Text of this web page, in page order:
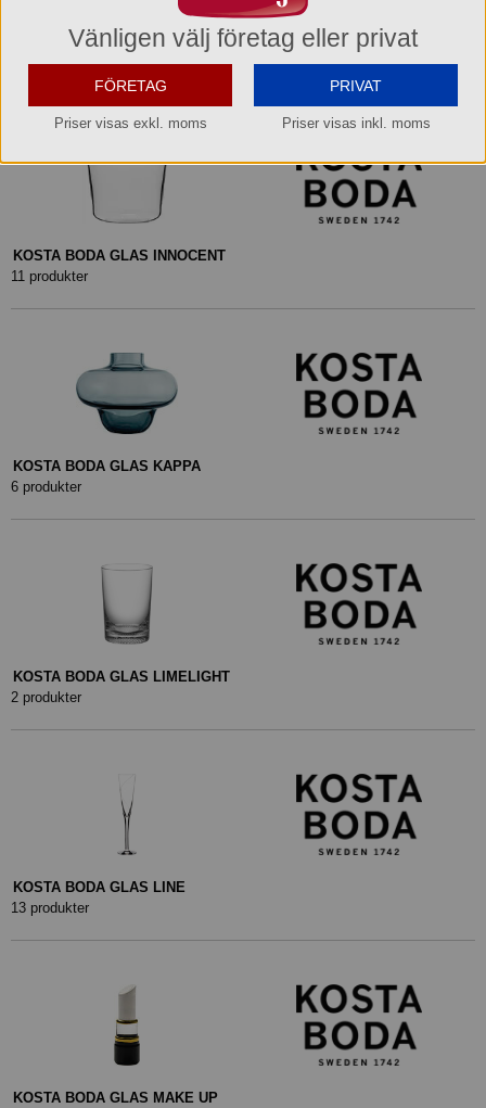
KOSTA BODA GLAS FRIENDSHIP
7 produkter
KOSTA BODA GLAS INNOCENT
11 produkter
KOSTA BODA GLAS KAPPA
6 produkter
KOSTA BODA GLAS LIMELIGHT
2 produkter
KOSTA BODA GLAS LINE
13 produkter
KOSTA BODA GLAS MAKE UP
Vänligen välj företag eller privat
FÖRETAG
Priser visas exkl. moms
PRIVAT
Priser visas inkl. moms